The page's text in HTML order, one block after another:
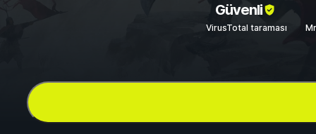
Güvenli
VirusTotal taraması